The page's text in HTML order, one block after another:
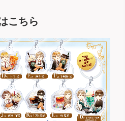
こちら